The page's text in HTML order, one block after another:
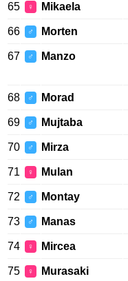
65 ♀ Mikaela
66 ♂ Morten
67 ♂ Manzo
68 ♂ Morad
69 ♂ Mujtaba
70 ♂ Mirza
71 ♀ Mulan
72 ♂ Montay
73 ♂ Manas
74 ♀ Mircea
75 ♀ Murasaki